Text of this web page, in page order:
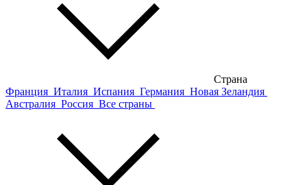
Страна
Франция Италия Испания Германия Новая Зеландия
Австралия Россия Все страны